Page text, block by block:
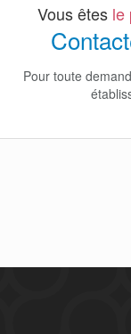
Vous êtes le
Pour toute